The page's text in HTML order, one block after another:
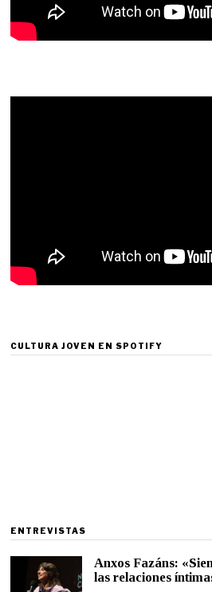
CULTURA JOVEN EN SPOTIFY
ENTREVISTAS
Anxos Fazáns:
las relaciones